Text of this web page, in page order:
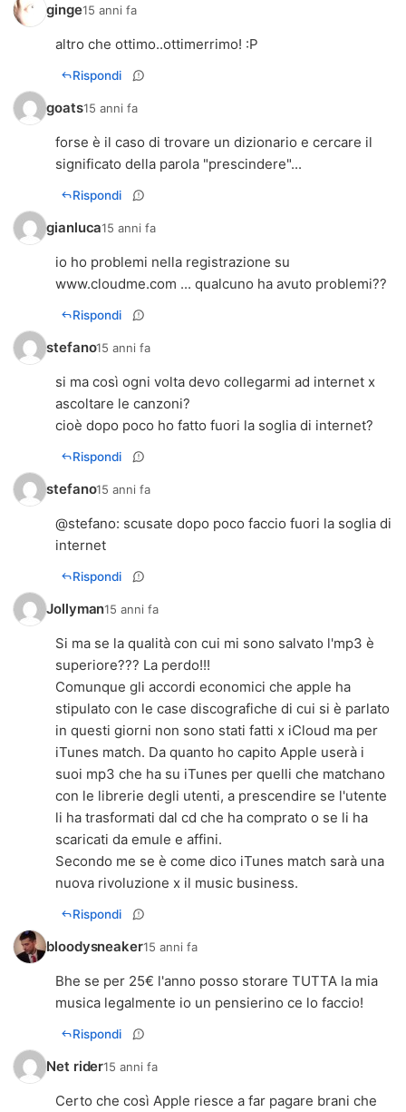
ginge15 anni fa
altro che ottimo..ottimerrimo! :P
Rispondi
goats15 anni fa
forse è il caso di trovare un dizionario e cercare il
significato della parola "prescindere"...
Rispondi
gianluca15 anni fa
io ho problemi nella registrazione su
www.cloudme.com ... qualcuno ha avuto problemi??
Rispondi
stefano15 anni fa
si ma così ogni volta devo collegarmi ad internet x
ascoltare le canzoni?
cioè dopo poco ho fatto fuori la soglia di internet?
Rispondi
stefano15 anni fa
@stefano: scusate dopo poco faccio fuori la soglia di
internet
Rispondi
Jollyman15 anni fa
Si ma se la qualità con cui mi sono salvato l'mp3 è
superiore??? La perdo!!!
Comunque gli accordi economici che apple ha
stipulato con le case discografiche di cui si è parlato
in questi giorni non sono stati fatti x iCloud ma per
iTunes match. Da quanto ho capito Apple userà i
suoi mp3 che ha su iTunes per quelli che matchano
con le librerie degli utenti, a prescendire se l'utente
li ha trasformati dal cd che ha comprato o se li ha
scaricati da emule e affini.
Secondo me se è come dico iTunes match sarà una
nuova rivoluzione x il music business.
Rispondi
bloodysneaker15 anni fa
Bhe se per 25€ l'anno posso storare TUTTA la mia
musica legalmente io un pensierino ce lo faccio!
Rispondi
Net rider15 anni fa
Certo che così Apple riesce a far pagare brani che